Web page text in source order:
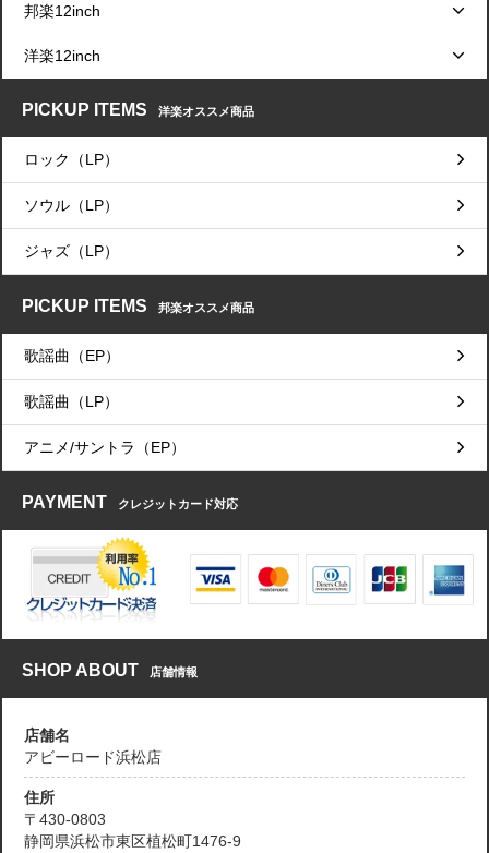
邦楽12inch
洋楽12inch
PICKUP ITEMS 洋楽オススメ商品
ロック（LP）
ソウル（LP）
ジャズ（LP）
PICKUP ITEMS 邦楽オススメ商品
歌謡曲（EP）
歌謡曲（LP）
アニメ/サントラ（EP）
PAYMENT クレジットカード対応
SHOP ABOUT 店舗情報
店舗名
アビーロード浜松店
住所
〒430-0803
静岡県浜松市東区植松町1476-9